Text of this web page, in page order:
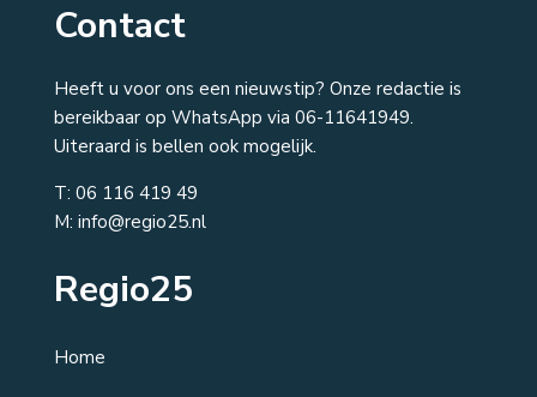
Contact
Heeft u voor ons een nieuwstip? Onze redactie is
bereikbaar op WhatsApp via 06-11641949.
Uiteraard is bellen ook mogelijk.
T: 06 116 419 49
M: info@regio25.nl
Regio25
Home